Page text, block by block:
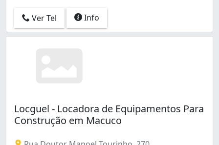
Ver Tel Info
Locguel - Locadora de Equipamentos Para
Construção em Macuco